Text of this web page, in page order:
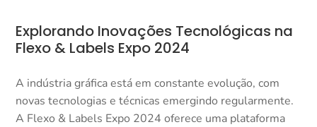
Explorando Inovações Tecnológicas na
Flexo & Labels Expo 2024
A indústria gráfica está em constante evolução, com
novas tecnologias e técnicas emergindo regularmente.
A Flexo & Labels Expo 2024 oferece uma plataforma